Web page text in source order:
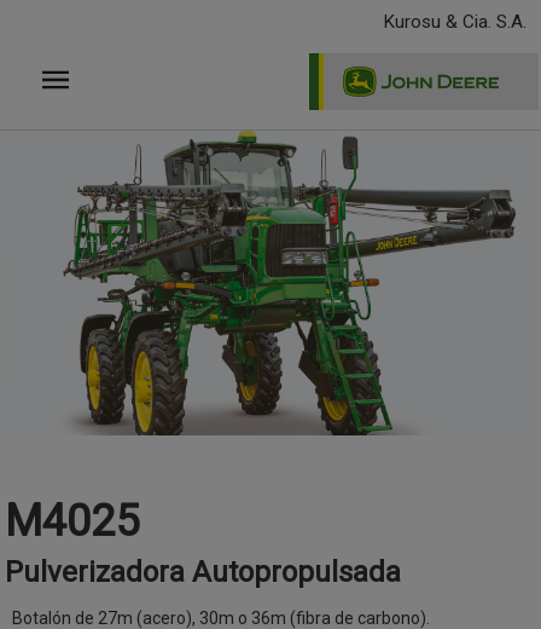
principal
Kurosu & Cia. S.A.
M4025
Pulverizadora Autopropulsada
Botalón de 27m (acero), 30m o 36m (fibra de carbono).